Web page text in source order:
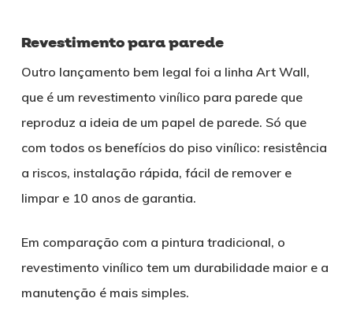
Revestimento para parede
Outro lançamento bem legal foi a linha Art Wall,
que é um revestimento vinílico para parede que
reproduz a ideia de um papel de parede. Só que
com todos os benefícios do piso vinílico: resistência
a riscos, instalação rápida, fácil de remover e
limpar e 10 anos de garantia.
Em comparação com a pintura tradicional, o
revestimento vinílico tem um durabilidade maior e a
manutenção é mais simples.